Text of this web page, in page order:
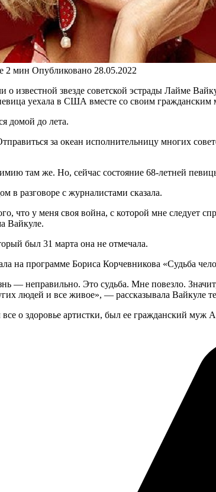
2 мин Опубликовано 28.05.2022
известной звезде советской эстрады Лайме
уехала в США вместе со своим
домой до лета.
за океан исполнительницу многих
там же. Но, сейчас состояние 68-летней
в разговоре с журналистами сказала.
что у меня своя война, с которой мне
Вайкуле.
был 31 марта она не отмечала.
на программе Бориса Корчевникова «Судьба
— неправильно. Это судьба. Мне повезло.
людей и все живое», — рассказывала Вайкуле
о здоровье артистки, был ее гражданский